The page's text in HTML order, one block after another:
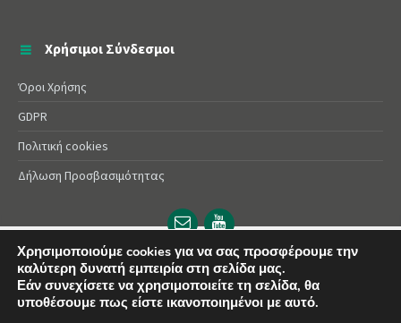
Χρήσιμοι Σύνδεσμοι
Όροι Χρήσης
GDPR
Πολιτική cookies
Δήλωση Προσβασιμότητας
Email
url
YouTube
url
© 2025 Δήμος Αλεξάνδρειας | Powered byApogee
Χρησιμοποιούμε cookies για να σας προσφέρουμε την
καλύτερη δυνατή εμπειρία στη σελίδα μας.
Εάν συνεχίσετε να χρησιμοποιείτε τη σελίδα, θα
υποθέσουμε πως είστε ικανοποιημένοι με αυτό.